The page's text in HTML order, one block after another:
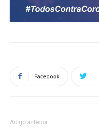
Facebook
Artigo anterior